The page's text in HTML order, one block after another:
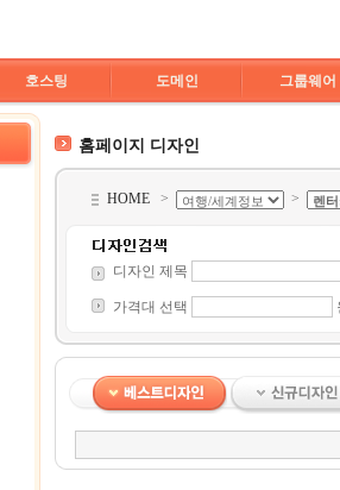
호스팅 도메인 그룹웨어
홈페이지 디자인
HOME > >
디자인 제목
가격대 선택